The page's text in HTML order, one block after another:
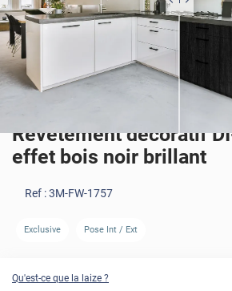
Revêtement décoratif
effet bois noir brillant
Ref :3M-FW-1757
Exclusive Pose Int / Ext
Qu'est-ce que la laize ?